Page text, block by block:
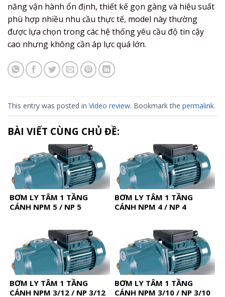
năng vận hành ổn định, thiết kế gọn gàng và hiệu suất
phù hợp nhiều nhu cầu thực tế, model này thường
được lựa chọn trong các hệ thống yêu cầu độ tin cậy
cao nhưng không cần áp lực quá lớn.
This entry was posted in Video review. Bookmark the permalink.
BÀI VIẾT CÙNG CHỦ ĐỀ:
BƠM LY TÂM 1 TẦNG
CÁNH NPM 5 / NP 5
BƠM LY TÂM 1 TẦNG
CÁNH NPM 4 / NP 4
BƠM LY TÂM 1 TẦNG
CÁNH NPM 3/12 / NP 3/12
BƠM LY TÂM 1 TẦNG
CÁNH NPM 3/10 / NP 3/10